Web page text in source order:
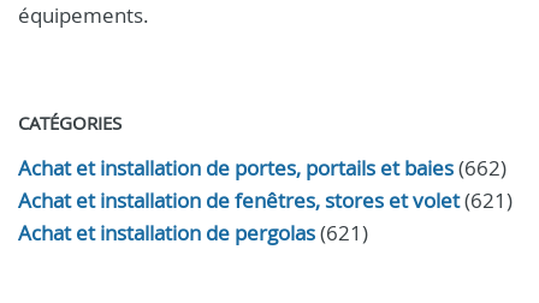
équipements.
CATÉGORIES
Achat et installation de portes, portails et baies(662)
Achat et installation de fenêtres, stores et volet(621)
Achat et installation de pergolas(621)